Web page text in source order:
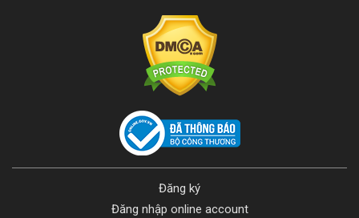
xây dựng, mảnh nhựa hoặc hộp nhựa, màng co các loại chai, bình bằng nhựa, các loại màng plastic bọc thức ăn, chai
đựng dầu ăn, đường ống dẫn nước, vỏ bọc dây cáp điện… nhiều nơi vẫn dùng PVC làm đồ chơi cho trẻ em. PVC hiện
nay đã bị tẩy chay bởi rất nhiều hãng sản xuất trên thế giới.
Đăng ký
Đăng nhập online account